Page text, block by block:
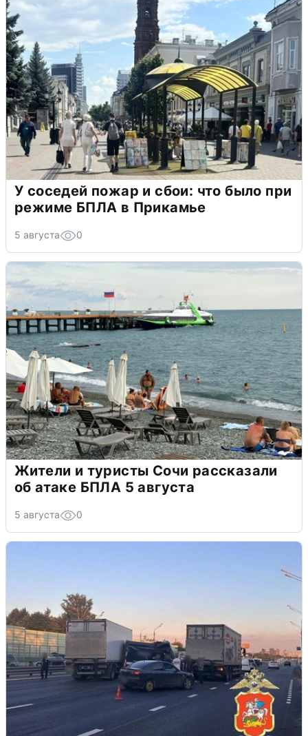
У соседей пожар и сбои: что было при
режиме БПЛА в Прикамье
5 августа 0
Жители и туристы Сочи рассказали
об атаке БПЛА 5 августа
5 августа 0